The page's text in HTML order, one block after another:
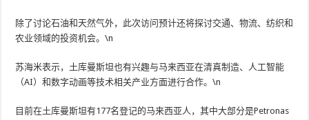
除了讨论石油和天然气外，此次访问预计还将探讨交通、物流、纺织和
农业领域的投资机会。\n
苏海米表示，土库曼斯坦也有兴趣与马来西亚在清真制造、人工智能
（AI）和数字动画等技术相关产业方面进行合作。\n
目前在土库曼斯坦有177名登记的马来西亚人，其中大部分是Petronas